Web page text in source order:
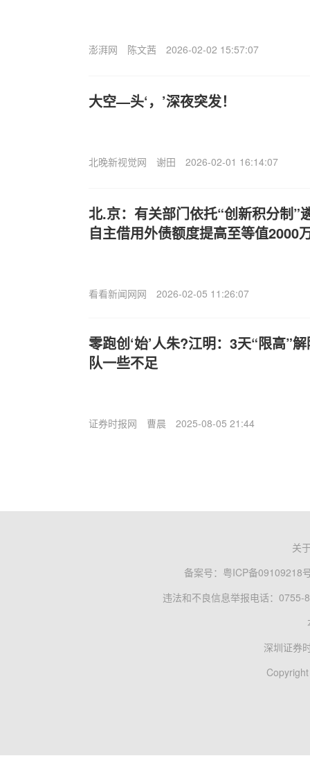
澎湃网 陈文茜 2026-02-02 15:57:07
大空—头‘，’深夜突发！
北晚新视觉网 谢田 2026-02-01 16:14:07
北.京：有关部门依托“创新积分制”
自主借用外债额度提高至等值2000
看看新闻网网 2026-02-05 11:26:07
零跑创‘始’人朱?江明：3天“限高”
队一些不足
证券时报网 曹晨 2025-08-05 21:44
关
备案号： 粤ICP备09109218
违法和不良信息举报电话：0755-
深圳证券